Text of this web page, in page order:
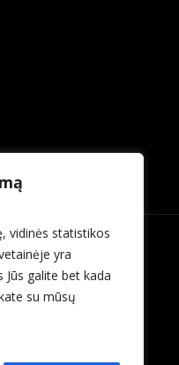
vidinės statistikos
yra
Jūs galite bet kada
su mūsų